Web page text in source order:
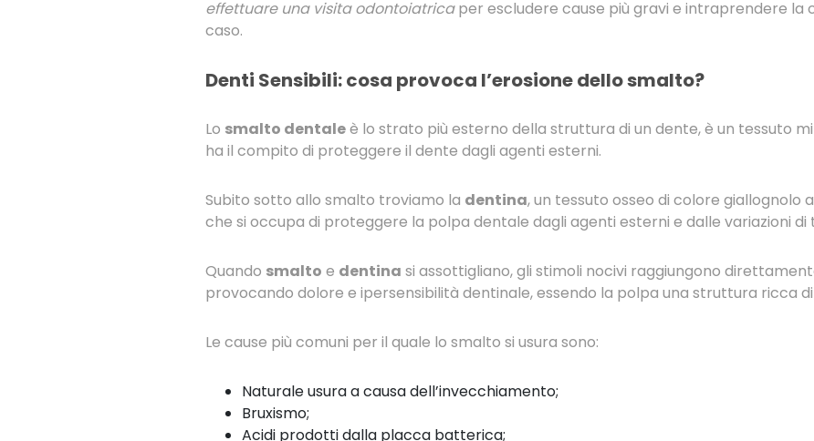
effettuare una visita odontoiatricaper escludere cause più gravi e intraprendere la
caso.
Denti Sensibili: cosa provoca l’erosione dello smalto?
Lo smalto dentaleè lo strato più esterno della struttura di un dente, è un tessuto
ha il compito di proteggere il dente dagli agenti esterni.
Subito sotto allo smalto troviamo la dentina, un tessuto osseo di colore giallognolo
che si occupa di proteggere la polpa dentale dagli agenti esterni e dalle variazioni
Quando smalto e dentina si assottigliano, gli stimoli nocivi raggiungono
provocando dolore e ipersensibilità dentinale, essendo la polpa una struttura ricca
Le cause più comuni per il quale lo smalto si usura sono:
Naturale usura a causa dell’invecchiamento;
Bruxismo;
Acidi prodotti dalla placca batterica;